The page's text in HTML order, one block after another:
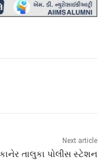
Next article
તાલુકા પોલીસ સ્ટેશન